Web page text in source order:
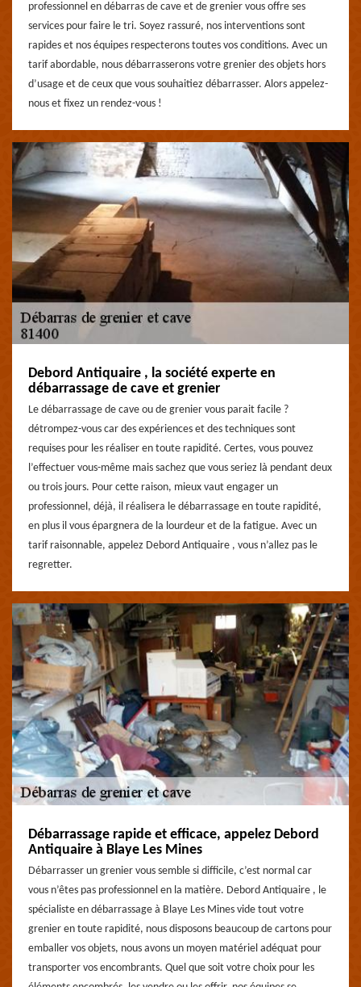
professionnel en débarras de cave et de grenier vous offre ses
services pour faire le tri. Soyez rassuré, nos interventions sont
rapides et nos équipes respecterons toutes vos conditions. Avec un
tarif abordable, nous débarrasserons votre grenier des objets hors
d’usage et de ceux que vous souhaitiez débarrasser. Alors appelez-
nous et fixez un rendez-vous !
Debord Antiquaire , la société experte en
débarrassage de cave et grenier
Le débarrassage de cave ou de grenier vous parait facile ?
détrompez-vous car des expériences et des techniques sont
requises pour les réaliser en toute rapidité. Certes, vous pouvez
l’effectuer vous-même mais sachez que vous seriez là pendant deux
ou trois jours. Pour cette raison, mieux vaut engager un
professionnel, déjà, il réalisera le débarrassage en toute rapidité,
en plus il vous épargnera de la lourdeur et de la fatigue. Avec un
tarif raisonnable, appelez Debord Antiquaire , vous n’allez pas le
regretter.
Débarrassage rapide et efficace, appelez Debord
Antiquaire à Blaye Les Mines
Débarrasser un grenier vous semble si difficile, c’est normal car
vous n’êtes pas professionnel en la matière. Debord Antiquaire , le
spécialiste en débarrassage à Blaye Les Mines vide tout votre
grenier en toute rapidité, nous disposons beaucoup de cartons pour
emballer vos objets, nous avons un moyen matériel adéquat pour
transporter vos encombrants. Quel que soit votre choix pour les